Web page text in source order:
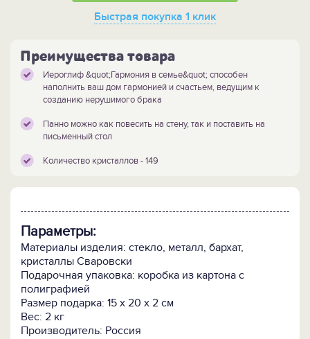
Быстрая покупка 1 клик
Преимущества товара
Иероглиф &quot;Гармония в семье&quot; способен
наполнить ваш дом гармонией и счастьем, ведущим к
созданию нерушимого брака
Панно можно как повесить на стену, так и поставить на
письменный стол
Количество кристаллов - 149
Параметры:
Материалы изделия: стекло, металл, бархат,
кристаллы Сваровски
Подарочная упаковка: коробка из картона с
полиграфией
Размер подарка: 15 x 20 x 2 см
Вес: 2 кг
Производитель: Россия